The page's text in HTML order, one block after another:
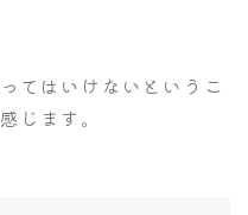
てはいけないというこ
じます。